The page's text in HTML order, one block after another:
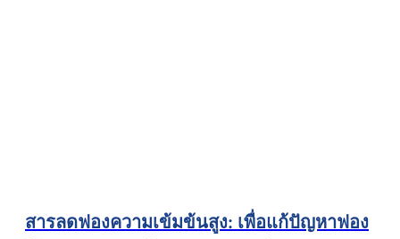
สารลดฟองความเข้มข้นสูง: เพื่อแก้ปัญหาฟอง